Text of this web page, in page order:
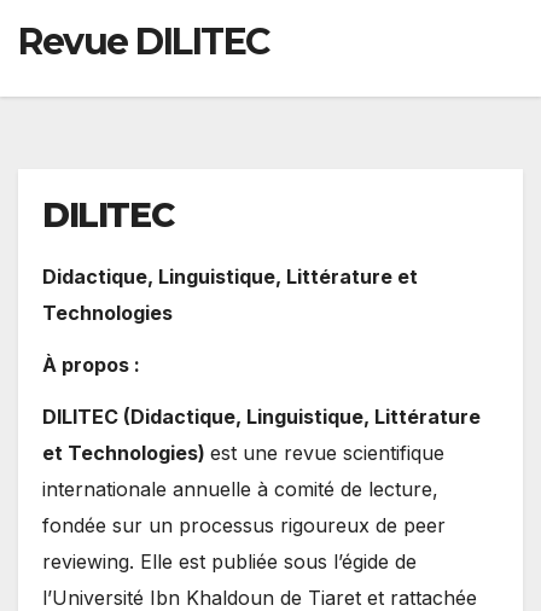
Revue DILITEC
DILITEC
Didactique, Linguistique, Littérature et
Technologies
À propos :
DILITEC (Didactique, Linguistique, Littérature
et Technologies) est une revue scientifique
internationale annuelle à comité de lecture,
fondée sur un processus rigoureux de peer
reviewing. Elle est publiée sous l’égide de
l’Université Ibn Khaldoun de Tiaret et rattachée